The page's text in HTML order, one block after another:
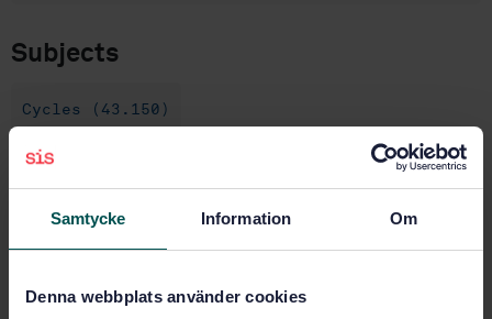
Samtycke Information Om
Denna webbplats använder cookies
Subjects
Cycles (43.150)
Buy this standard
STANDARD
Cycles - Lighting and retro-reflective devices - Part 2: